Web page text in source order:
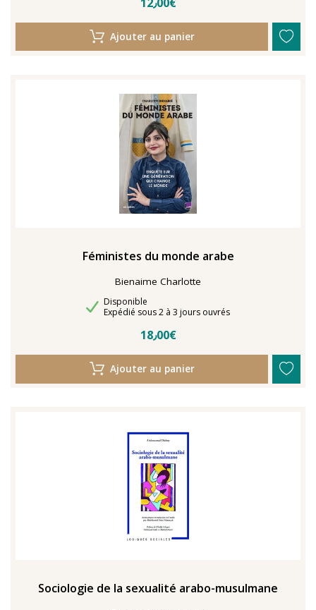
Ajouter au panier
Féministes du monde arabe
Bienaime Charlotte
Disponibilité
Disponible
Délais de livraison
Expédié sous 2 à 3 jours ouvrés
18٫00€
Ajouter au panier
Sociologie de la sexualité arabo-musulmane